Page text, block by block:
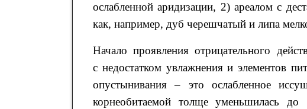
ослабленной аридизации, 2) ареалом с
как, например, дуб черешчатый и липа
Начало проявления отрицательного
с недостатком увлажнения и элементов
опустынивания – это ослабленное
корнеобитаемой толще уменьшилась до